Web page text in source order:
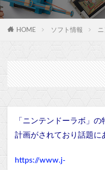
HOME ソフト情報
「ニンテンドーラボ」
計画がされており話題に
https://www.j-